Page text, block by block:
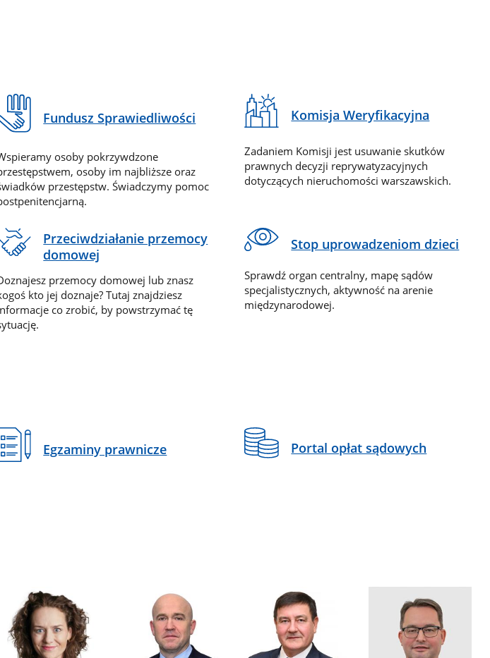
Fundusz Sprawiedliwości
osoby pokrzywdzone
osoby im najbliższe oraz
przestępstw. Świadczymy pomoc
Komisja Weryfikacyjna
Zadaniem Komisji jest usuwanie skutków
prawnych decyzji reprywatyzacyjnych
dotyczących nieruchomości warszawskich.
Przeciwdziałanie przemocy
domowej
przemocy domowej lub znasz
kto jej doznaje? Tutaj znajdziesz
co zrobić, by powstrzymać tę
Stop uprowadzeniom dzieci
Sprawdź organ centralny, mapę sądów
specjalistycznych, aktywność na arenie
międzynarodowej.
Egzaminy prawnicze Portal opłat sądowych